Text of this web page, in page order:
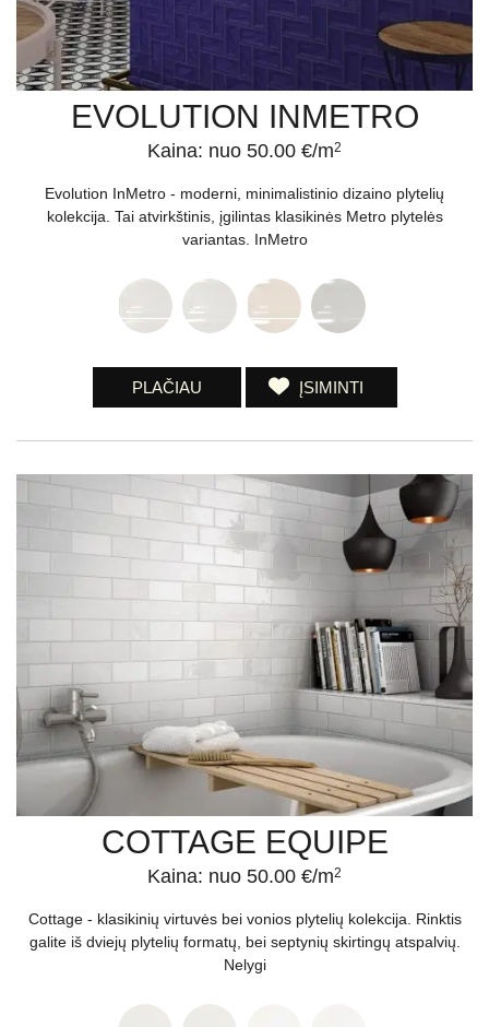
EVOLUTION INMETRO
Kaina: nuo 50.00 €/m2
Evolution InMetro - moderni, minimalistinio dizaino plytelių
kolekcija. Tai atvirkštinis, įgilintas klasikinės Metro plytelės
variantas. InMetro
PLAČIAU ĮSIMINTI
COTTAGE EQUIPE
Kaina: nuo 50.00 €/m2
Cottage - klasikinių virtuvės bei vonios plytelių kolekcija. Rinktis
galite iš dviejų plytelių formatų, bei septynių skirtingų atspalvių.
Nelygi